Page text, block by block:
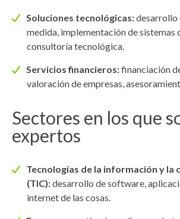
Soluciones tecnológicas:desarrollo
medida, implementación de sistemas
consultoría tecnológica.
Servicios financieros:financiación
valoración de empresas,
Sectores en los que
expertos
Tecnologías de la información y la
(TIC):desarrollo de software,
internet de las cosas.